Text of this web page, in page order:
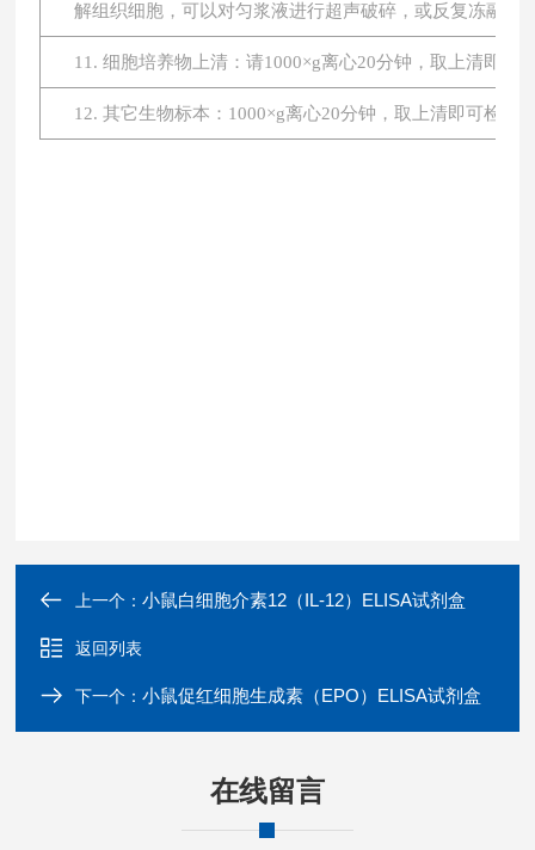
解组织细胞，可以对匀浆液进行超声破碎，或反复冻融。
11. 细胞培养物上清：请1000×g离心20分钟，取上清即
12. 其它生物标本：1000×g离心20分钟，取上清即可检测
上一个：小鼠白细胞介素12（IL-12）ELISA试剂盒
返回列表
下一个：小鼠促红细胞生成素（EPO）ELISA试剂盒
在线留言